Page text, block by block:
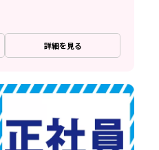
詳細を見る